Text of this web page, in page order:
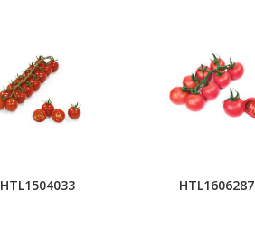
HTL1504033 HTL1606287